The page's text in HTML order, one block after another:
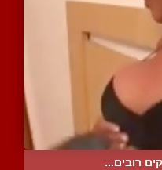
רובים...